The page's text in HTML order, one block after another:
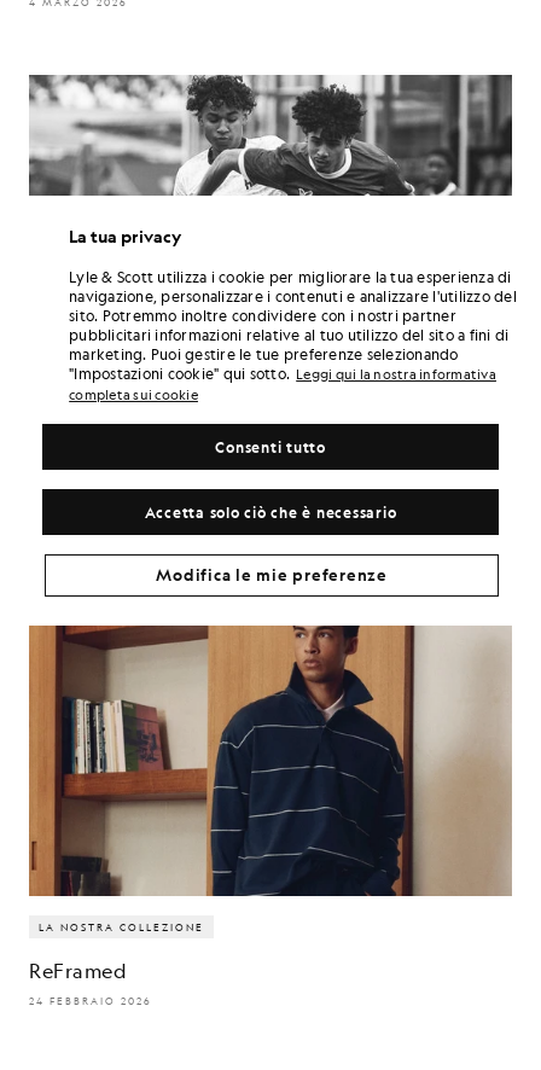
CALCIO
Kits For Clubs
LA NOSTRA COLLEZIONE
ReFramed
24 FEBBRAIO 2026
La tua privacy
Lyle & Scott utilizza i cookie per migliorare la tua esperienza di
navigazione, personalizzare i contenuti e analizzare l'utilizzo del
sito. Potremmo inoltre condividere con i nostri partner
pubblicitari informazioni relative al tuo utilizzo del sito a fini di
marketing. Puoi gestire le tue preferenze selezionando
"Impostazioni cookie" qui sotto. Leggi qui la nostra informativa
completa sui cookie
Accetta solo ciò che è necessario
Consenti tutto
Modifica le mie preferenze